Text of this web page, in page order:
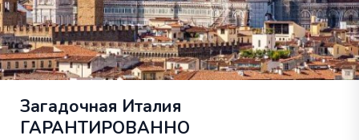
Загадочная Италия
ГАРАНТИРОВАННО